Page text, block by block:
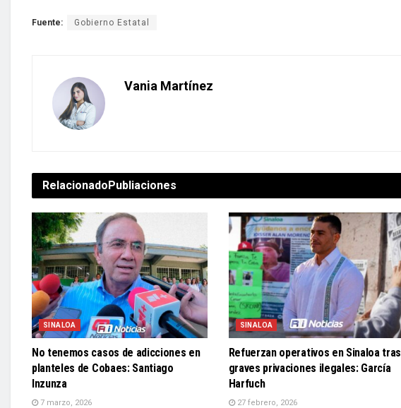
Fuente: Gobierno Estatal
Vania Martínez
RelacionadoPubliaciones
SINALOA
No tenemos casos de adicciones en
planteles de Cobaes: Santiago
Inzunza
7 marzo, 2026
SINALOA
Refuerzan operativos en Sinaloa tras
graves privaciones ilegales: García
Harfuch
27 febrero, 2026